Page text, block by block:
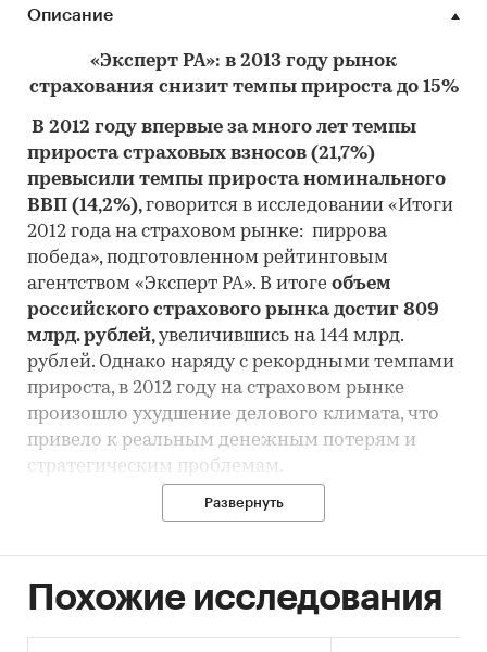
Описание
«Эксперт РА»: в 2013 году рынок
страхования снизит темпы прироста до 15%
В 2012 году впервые за много лет темпы
прироста страховых взносов (21,7%)
превысили темпы прироста номинального
ВВП (14,2%),говорится в исследовании «Итоги
2012 года на страховом рынке: пиррова
победа», подготовленном рейтинговым
агентством «Эксперт РА». В итоге объем
российского страхового рынка достиг 809
млрд. рублей,увеличившись на 144 млрд.
рублей. Однако наряду с рекордными темпами
прироста, в 2012 году на страховом рынке
произошло ухудшение делового климата, что
привело к реальным денежным потерям и
стратегическим проблемам.
Согласно исследованию агентства,
страхование автокаско (+31 млрд. рублей), а
также страхование от НС и страхование
жизни (в сумме +44 млрд. рублей).Четвертое,
пятое и седьмое места по величине прироста
Развернуть
Похожие исследования